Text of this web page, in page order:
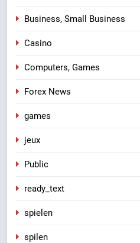
Business, Small Business
Casino
Computers, Games
Forex News
games
jeux
Public
ready_text
spielen
spilen